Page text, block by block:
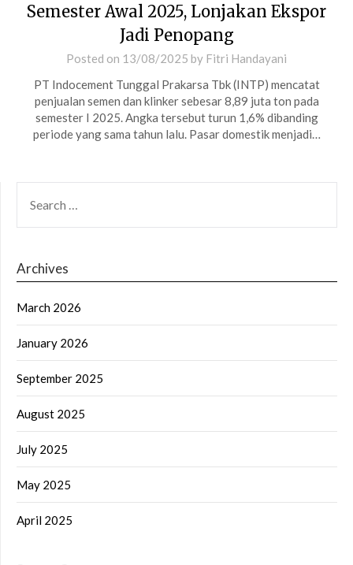
Semester Awal 2025, Lonjakan Ekspor
Jadi Penopang
Posted on 13/08/2025 by Fitri Handayani
PT Indocement Tunggal Prakarsa Tbk (INTP) mencatat
penjualan semen dan klinker sebesar 8,89 juta ton pada
semester I 2025. Angka tersebut turun 1,6% dibanding
periode yang sama tahun lalu. Pasar domestik menjadi…
FOR:
Archives
March 2026
January 2026
September 2025
August 2025
July 2025
May 2025
April 2025